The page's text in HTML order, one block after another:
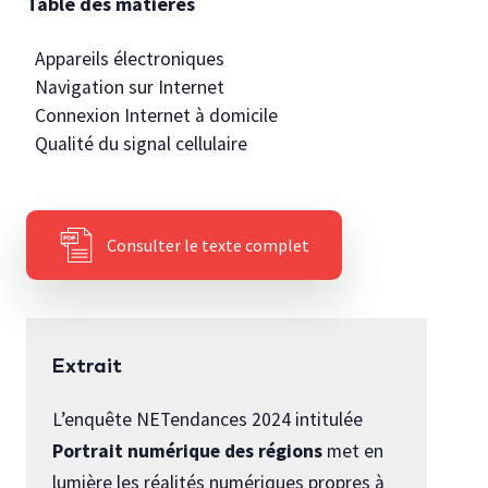
Extrait
L’enquête NETendances 2024 intitulée
Portrait numérique des régions met en
lumière les réalités numériques propres à
Appareils électroniques
Navigation sur Internet
Connexion Internet à domicile
Qualité du signal cellulaire
Consulter le texte complet